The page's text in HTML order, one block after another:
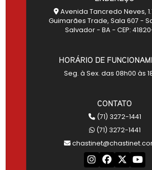
Avenida Tancredo Neves,
Guimarães Trade, Sala 607 -
Salvador - BA - CEP:
HORÁRIO DE
Seg. à Sex. das 08h00 às
CONTATO
(71) 3272-1441
(71) 3272-1441